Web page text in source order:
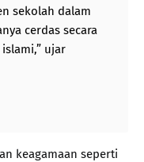
sekolah dalam
cerdas secara
ujar
keagamaan seperti